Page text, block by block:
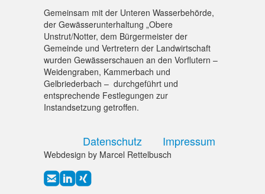
Gemeinsam mit der Unteren Wasserbehörde,
der Gewässerunterhaltung „Obere
Unstrut/Notter, dem Bürgermeister der
Gemeinde und Vertretern der Landwirtschaft
wurden Gewässerschauen an den Vorflutern –
Weidengraben, Kammerbach und
Gelbriederbach – durchgeführt und
entsprechende Festlegungen zur
Instandsetzung getroffen.
Datenschutz Impressum
Webdesign by Marcel Rettelbusch